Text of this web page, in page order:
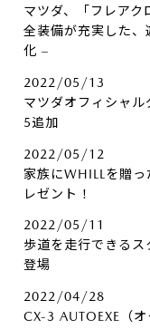
マツダ、「フレア
全装備が充実した、
化 –
2022/05/13
マツダオフィシャ
5追加
2022/05/12
家族にWHILLを贈
レゼント！
2022/05/11
歩道を走行できる
登場
2022/04/28
CX-3 AUTOEXE（